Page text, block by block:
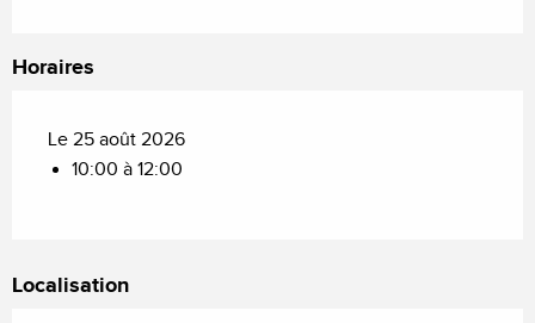
Horaires
Le 25 août 2026
10:00 à 12:00
Localisation